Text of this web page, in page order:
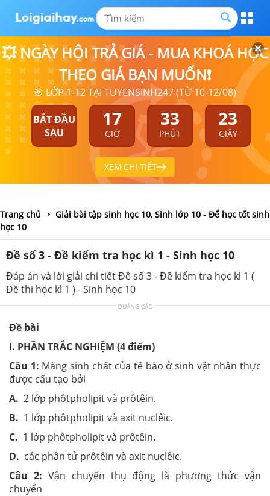
💥 NGÀY HỘI TRẢ GIÁ - MUA KHOÁ HỌC
THEO GIÁ BẠN MUỐN❗
🎯 LỚP 1-12 TẠI TUYENSINH247 (TỪ 10-12/08)
BẮT ĐẦU
SAU
17
GIỜ
33
PHÚT
23
GIÂY
XEM CHI TIẾT
Trang chủ
Giải bài tập sinh học 10, Sinh lớp 10 - Để học tốt sinh
học 10
Đề số 3 - Đề kiểm tra học kì 1 - Sinh học 10
Đáp án và lời giải chi tiết Đề số 3 - Đề kiểm tra học kì 1 (
Đề thi học kì 1 ) - Sinh học 10
QUẢNG CÁO
Đề bài
I. PHẦN TRẮC NGHIỆM (4 điểm)
Câu 1: Màng sinh chất của tế bào ở sinh vật nhân thực
được cấu tạo bởi
A. 2 lớp phôtpholipit và prôtêin.
B. 1 lớp phôtpholipit và axit nuclêic.
C. 1 lớp phôtpholipit và prôtêin.
D. các phân tử prôtêin và axit nuclêic.
Câu 2: Vận chuyển thụ động là phương thức vận
chuyển